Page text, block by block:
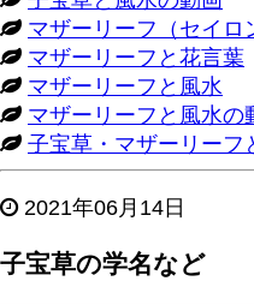
マザーリーフ（セイロ
マザーリーフと花言葉
マザーリーフと風水
マザーリーフと風水の
子宝草・マザーリーフ
2021年06月14日
子宝草の学名など